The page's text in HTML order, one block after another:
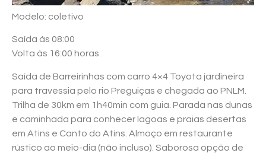
Modelo: coletivo
Saída ás 08:00
Volta às 16:00 horas.
Saída de Barreirinhas com carro 4×4 Toyota jardineira
para travessia pelo rio Preguiças e chegada ao PNLM.
Trilha de 30km em 1h40min com guia. Parada nas dunas
e caminhada para conhecer lagoas e praias desertas
em Atins e Canto do Atins. Almoço em restaurante
rústico ao meio-dia (não incluso). Saborosa opção de